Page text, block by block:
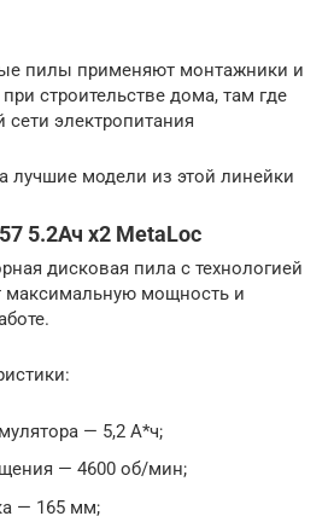
пилы применяют монтажники и
строительстве дома, там где
электропитания
лучшие модели из этой линейки
5.2Ач х2 MetaLoc
дисковая пила с технологией
максимальную мощность и
— 5,2 А*ч;
— 4600 об/мин;
— 165 мм;